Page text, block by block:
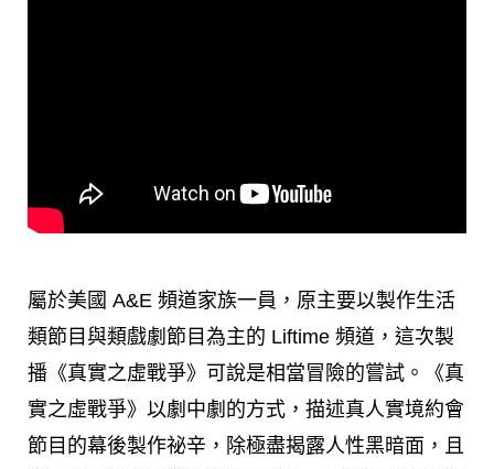
屬於美國 A&E 頻道家族一員，原主要以製作生活
類節目與類戲劇節目為主的 Liftime 頻道，這次製
播《真實之虛戰爭》可說是相當冒險的嘗試。《真
實之虛戰爭》以劇中劇的方式，描述真人實境約會
節目的幕後製作祕辛，除極盡揭露人性黑暗面，且